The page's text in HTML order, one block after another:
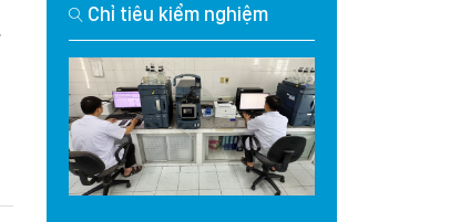
Cá tra Việt Nam
vượt đợt thanh tra
khắt khe của Hoa
Kỳ: Không ghi nhận
lỗi nghiêm trọng, hệ
thống kiểm soát
được đánh giá hiệu
quả
Chỉ tiêu kiểm nghiệm